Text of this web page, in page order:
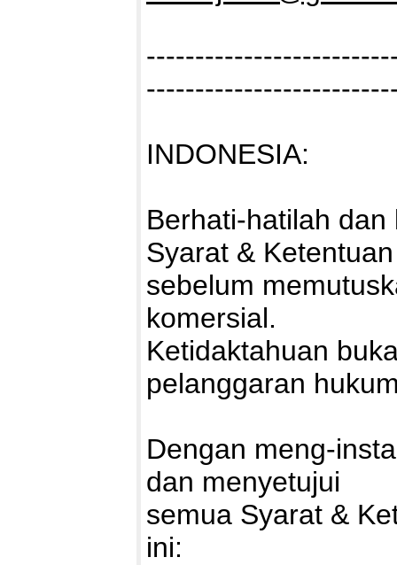
INDONESIA:
Berhati-hatilah
Syarat &
sebelum
komersial.
Ketidaktahuan
pelanggaran
Dengan meng-
dan menyetujui
semua Syarat &
ini: